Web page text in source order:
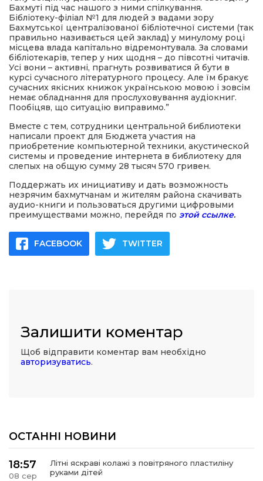
Бахмуті під час нашого з ними спілкування.
Бібліотеку-філіал №1 для людей з вадами зору
Бахмутської централізованої бібліотечної системи (так
правильно називається цей заклад) у минулому році
місцева влада капітально відремонтувала. За словами
бібліотекарів, тепер у них щодня – до півсотні читачів.
Усі вони – активні, прагнуть розвиватися й бути в
курсі сучасного літературного процесу. Але їм бракує
сучасних якісних книжок українською мовою і зовсім
немає обладнання для прослуховування аудіокниг.
Пообіцяв, що ситуацію виправимо.”
Вместе с тем, сотрудники центральной библиотеки
написали проект для Бюджета участия на
приобретение компьютерной техники, акустической
системы и проведение интернета в библиотеку для
слепых на общую сумму 28 тысяч 570 гривен.
Поддержать их инициативу и дать возможность
незрячим бахмутчанам и жителям района скачивать
аудио-книги и пользоваться другими цифровыми
преимуществами можно, перейдя по этой ссылке.
FACEBOOK TWITTER
Залишити коментар
Щоб відправити коментар вам необхідно
авторизуватись.
ОСТАННІ НОВИНИ
18:57
08 сер
Літні яскраві колажі з повітряного пластиліну
руками дітей